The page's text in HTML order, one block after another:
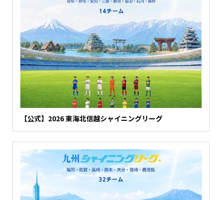
【公式】2026 東海北信越シャイニングリーグ